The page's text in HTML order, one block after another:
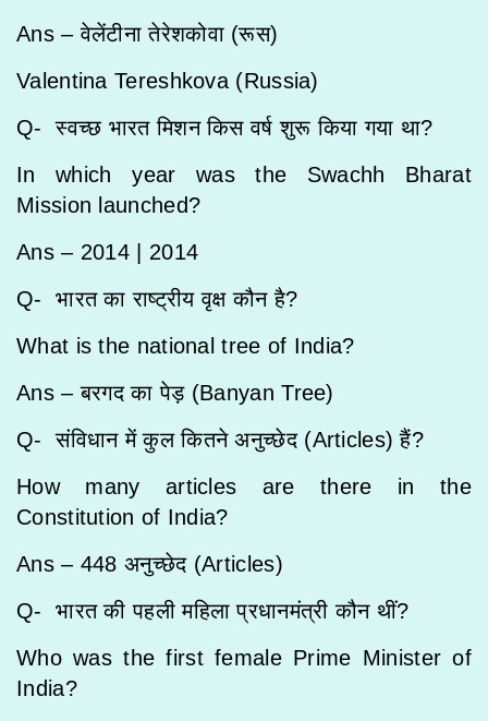
Ans – वेलेंटीना तेरेशकोवा (रूस)
Valentina Tereshkova (Russia)
Q- स्वच्छ भारत मिशन किस वर्ष शुरू किया गया था?
In which year was the Swachh Bharat
Mission launched?
Ans – 2014 | 2014
Q- भारत का राष्ट्रीय वृक्ष कौन है?
What is the national tree of India?
Ans – बरगद का पेड़ (Banyan Tree)
Q- संविधान में कुल कितने अनुच्छेद (Articles) हैं?
How many articles are there in the
Constitution of India?
Ans – 448 अनुच्छेद (Articles)
Q- भारत की पहली महिला प्रधानमंत्री कौन थीं?
Who was the first female Prime Minister of
India?